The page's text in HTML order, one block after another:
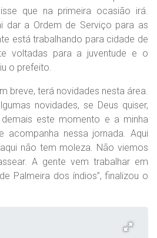
que na primeira ocasião irá.
dar a Ordem de Serviço para as
está trabalhando para cidade de
voltadas para a juventude e o
o prefeito.
breve, terá novidades nesta área.
novidades, se Deus quiser,
este momento e a minha
acompanha nessa jornada. Aqui
não tem moleza. Não viemos
A gente vem trabalhar em
Palmeira dos índios”, finalizou o